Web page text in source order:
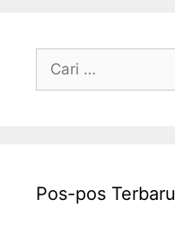
untuk:
Pos-pos Terbaru